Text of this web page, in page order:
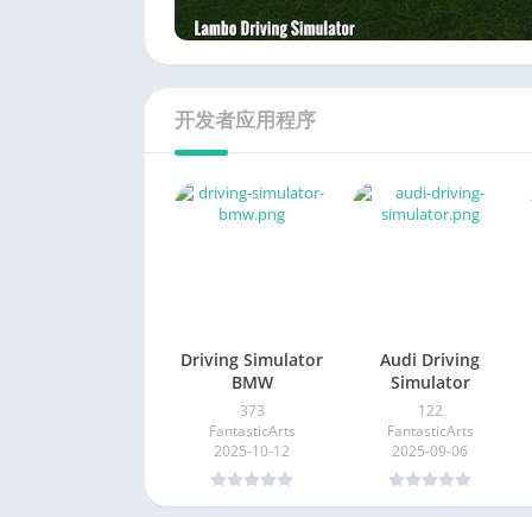
开发者应用程序
Driving Simulator
BMW
373
FantasticArts
2025-10-12
Audi Driving
Simulator
122
FantasticArts
2025-09-06